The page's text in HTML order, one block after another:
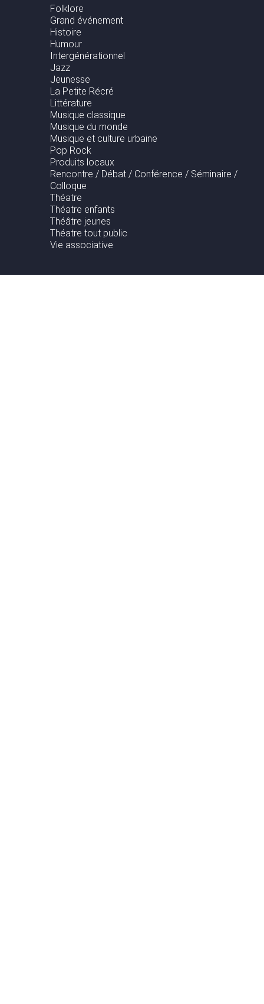
Folklore
Grand événement
Histoire
Humour
Intergénérationnel
Jazz
Jeunesse
La Petite Récré
Littérature
Musique classique
Musique du monde
Musique et culture urbaine
Pop Rock
Produits locaux
Rencontre / Débat / Conférence / Séminaire /
Colloque
Théatre
Théatre enfants
Théâtre jeunes
Théatre tout public
Vie associative